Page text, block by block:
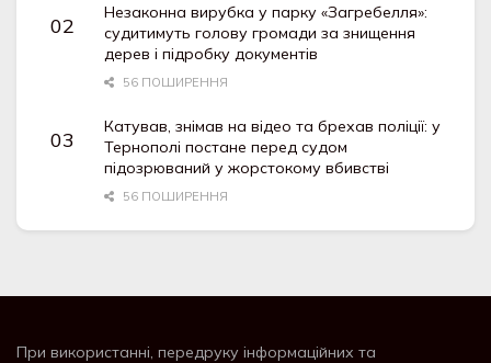
Незаконна вирубка у парку «Загребелля»:
судитимуть голову громади за знищення
дерев і підробку документів
56 ПОШИРЕННЯ
Катував, знімав на відео та брехав поліції: у
Тернополі постане перед судом
підозрюваний у жорстокому вбивстві
56 ПОШИРЕННЯ
При використанні, передруку інформаційних та